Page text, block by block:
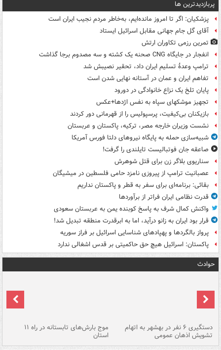
پربازدیدترین ها
پزشکیان: اگر تا امروز مانده‌ایم، به‌خاطر مردم نجیب ایران است
آقای گل جام جهانی مقابل اسرائیل ایستاد
تمرین رزمی تکاوران ارتش
انفجار در جایگاه CNG صحنه یک کشته و سه مصدوم برجا گذاشت
ترامپ وعدۀ تسلیم ایران داد، تحقیر نصیبش شد
تفاهم ایران و عمان در آستانه نهایی شدن است
پایان تلخ یک نزاع خانوادگی در دورود
تجهیز موشکهای سپاه به نفس اژدها+عکس
بازیکنان بی‌کیفیت، پرسپولیس را از قهرمانی دور کردند
نشست وزیران خارجه مصر، ترکیه، پاکستان و عربستان
شبیه‌سازی حمله به پایگاه نیروهای دلتا فورس آمریکا
صاعقه جان فوتبالیست تایلندی را گرفت!
سناریوی بلاگر زن برای قتل شوهرش
عصبانیت ترامپ از پیروزی نامزد حامی فلسطین در میشیگان
بقائی: برنامه‌ای برای سفر به قطر و پاکستان نداریم
قدرت نظامی ایران فراتر از برآوردها
واکنش کمال شرف به پاسخ کوبنده یمن به عربستان سعودی
قرار بود ایران به زانو درآید، اما به ابرقدرت منطقه تبدیل شد!
پرواز بالگردها و پهپادهای شناسایی اسرائیل بر فراز سوریه
پاکستان: اسرائیل هیچ حق حاکمیتی بر قدس اشغالی ندارد
حوادث
دستگیری ۶ نفر در بهشهر به اتهام
تشویش اذهان عمومی
موج بارش‌های تابستانه در راه ۱۱
استان